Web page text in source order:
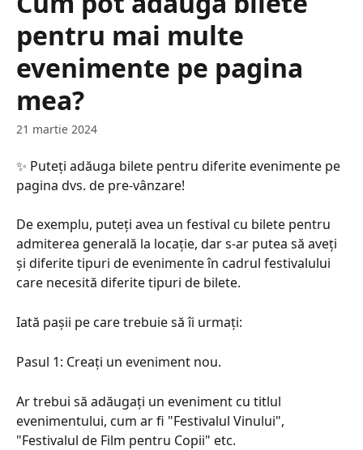
pentru mai multe
evenimente pe pagina
mea?
21 martie 2024
✨ Puteți adăuga bilete pentru diferite evenimente pe
pagina dvs. de pre-vânzare!
De exemplu, puteți avea un festival cu bilete pentru
admiterea generală la locație, dar s-ar putea să aveți
și diferite tipuri de evenimente în cadrul festivalului
care necesită diferite tipuri de bilete.
Iată pașii pe care trebuie să îi urmați:
Pasul 1: Creați un eveniment nou.
Ar trebui să adăugați un eveniment cu titlul
evenimentului, cum ar fi "Festivalul Vinului",
"Festivalul de Film pentru Copii" etc.